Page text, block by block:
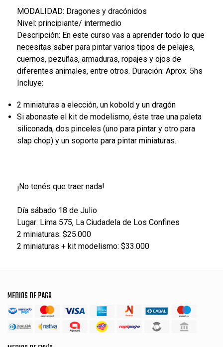
MODALIDAD: Dragones y dracónidos
Nivel: principiante/ intermedio
Descripción: En este curso vas a aprender todo lo que
necesitas saber para pintar varios tipos de pelajes,
cuernos, pezuñas, armaduras, ropajes y ojos de
diferentes animales, entre otros. Duración: Aprox. 5hs
Incluye:
2 miniaturas a elección, un kobold y un dragón
Si abonaste el kit de modelismo, éste trae una paleta
siliconada, dos pinceles (uno para pintar y otro para
slap chop) y un soporte para pintar miniaturas.
¡No tenés que traer nada!
Día sábado 18 de Julio
Lugar: Lima 575, La Ciudadela de Los Confines
2 miniaturas: $25.000
2 miniaturas + kit modelismo: $33.000
MEDIOS DE PAGO